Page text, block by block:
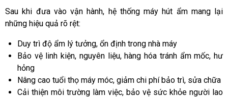
Sau khi đưa vào vận hành, hệ thống máy hút ẩm mang lại
những hiệu quả rõ rệt:
Duy trì độ ẩm lý tưởng, ổn định trong nhà máy
Bảo vệ linh kiện, nguyên liệu, hàng hóa tránh ẩm mốc, hư
hỏng
Nâng cao tuổi thọ máy móc, giảm chi phí bảo trì, sửa chữa
Cải thiện môi trường làm việc, bảo vệ sức khỏe người lao